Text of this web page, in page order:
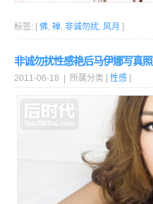
标签: [ 佛, 禅, 非诚勿扰, 风月 ]
非诚勿扰性感艳后马伊娜写真照
2011-06-18 | 所属分类 [ 性感 ]